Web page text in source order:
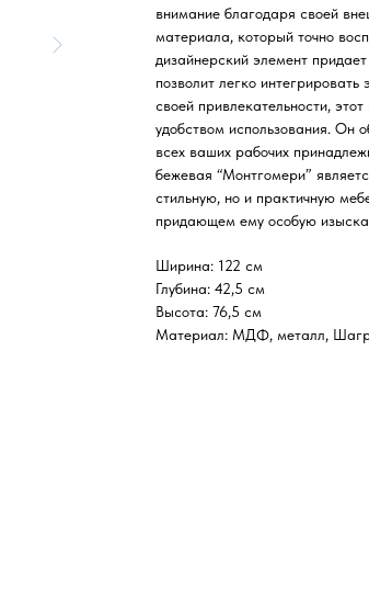
внимание благодаря своей
материала, который точно
дизайнерский элемент
позволит легко
своей привлекательности,
удобством использования. Он
всех ваших рабочих
бежевая “Монтгомери”
стильную, но и практичную
придающем ему особую
Ширина: 122 см
Глубина: 42,5 см
Высота: 76,5 см
Материал: МДФ, металл,